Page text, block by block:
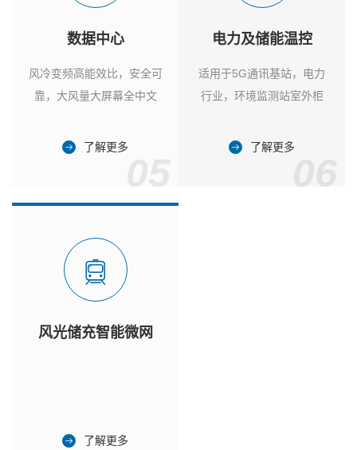
数据中心
风冷变频高能效比，安全可
靠，大风量大屏幕全中文
了解更多
电力及储能温控
适用于5G通讯基站，电力
行业，环境监测站室外柜
了解更多
风光储充智能微网
了解更多